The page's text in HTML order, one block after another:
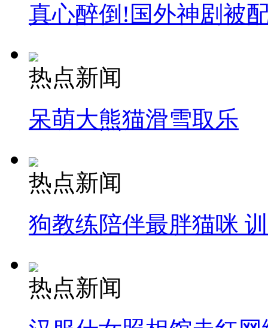
真心醉倒!国外神剧被
热点新闻
呆萌大熊猫滑雪取乐
热点新闻
狗教练陪伴最胖猫咪
热点新闻